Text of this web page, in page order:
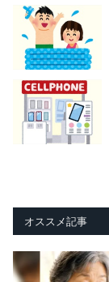
オススメ記事